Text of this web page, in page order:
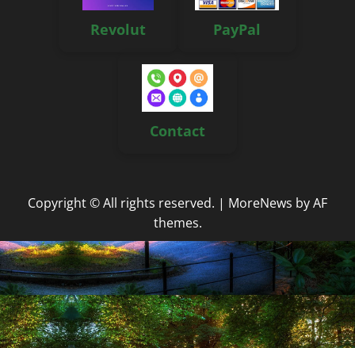
Revolut PayPal
Contact
Copyright © All rights reserved. | MoreNews by AF
themes.